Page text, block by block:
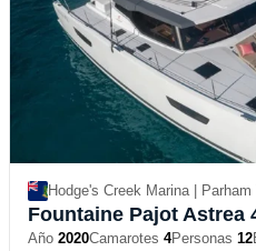
Hodge's Creek Marina | Parham
Fountaine Pajot Astrea
Año 2020Camarotes 4Personas 12